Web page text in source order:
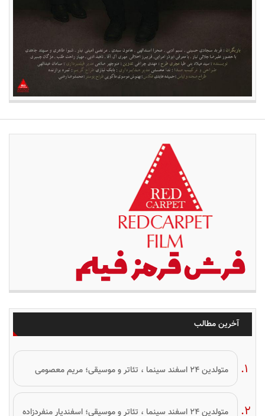
آخرین مطالب
متولدین ۲۴ اسفند سینما ، تئاتر و موسیقی؛ مریم معصومی
متولدین ۲۴ اسفند سینما ، تئاتر و موسیقی؛ اسفندیار منفردزاده